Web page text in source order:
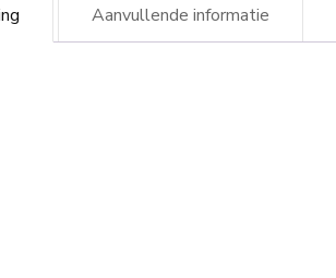
Aanvullende informatie